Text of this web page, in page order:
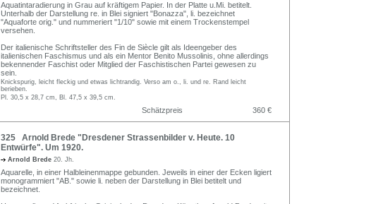
Aquatintaradierung in Grau auf kräftigem Papier. In der Platte u.Mi. betitelt.
Unterhalb der Darstellung re. in Blei signiert "Bonazza", li. bezeichnet
"Aquaforte orig." und nummeriert "1/10" sowie mit einem Trockenstempel
versehen.
Der italienische Schriftsteller des Fin de Siècle gilt als Ideengeber des
italienischen Faschismus und als ein Mentor Benito Mussolinis, ohne allerdings
bekennender Faschist oder Mitglied der Faschistischen Partei gewesen zu
sein.
Knickspurig, leicht fleckig und etwas lichtrandig. Verso am o., li. und re. Rand leicht
berieben.
Pl. 30,5 x 28,7 cm, Bl. 47,5 x 39,5 cm.
Schätzpreis 360 €
325 Arnold Brede "Dresdener Strassenbilder v. Heute. 10
Entwürfe". Um 1920.
Arnold Brede 20. Jh.
Aquarelle, in einer Halbleinenmappe gebunden. Jeweils in einer der Ecken ligiert
monogrammiert "AB." sowie li. neben der Darstellung in Blei betitelt und
bezeichnet.